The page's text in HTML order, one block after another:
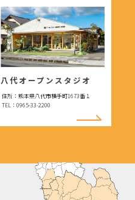
八代オープンスタジオ
住所：熊本県八代市横手町1673番１
TEL：0965-33-2200